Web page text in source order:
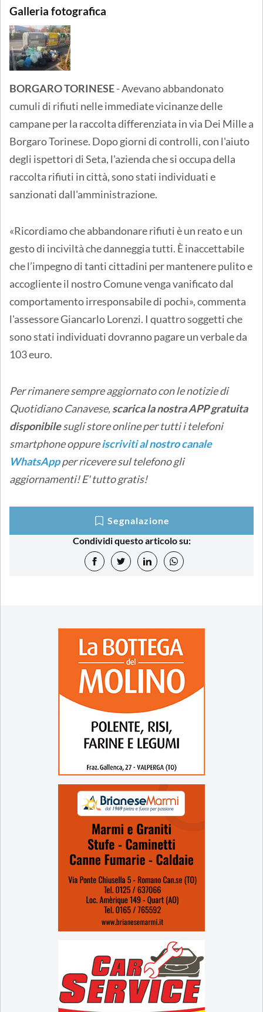
Galleria fotografica
BORGARO TORINESE- Avevano abbandonato
cumuli di rifiuti nelle immediate vicinanze delle
campane per la raccolta differenziata in via Dei Mille a
Borgaro Torinese. Dopo giorni di controlli, con l'aiuto
degli ispettori di Seta, l'azienda che si occupa della
raccolta rifiuti in città, sono stati individuati e
sanzionati dall'amministrazione.
«Ricordiamo che abbandonare rifiuti è un reato e un
gesto di inciviltà che danneggia tutti. È inaccettabile
che l’impegno di tanti cittadini per mantenere pulito e
accogliente il nostro Comune venga vanificato dal
comportamento irresponsabile di pochi», commenta
l'assessore Giancarlo Lorenzi. I quattro soggetti che
sono stati individuati dovranno pagare un verbale da
103 euro.
Per rimanere sempre aggiornato con le notizie di
Quotidiano Canavese,scarica la nostra APP gratuita
disponibilesugli store onlineper tutti i telefoni
smartphone oppureiscriviti al nostro canale
WhatsAppper ricevere sul telefono gli
aggiornamenti! E' tutto gratis!
Segnalazione
Condividi questo articolo su: